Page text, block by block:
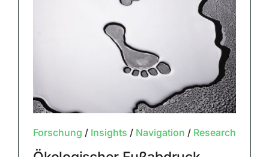
Forschung / Insights / Navigation / Research